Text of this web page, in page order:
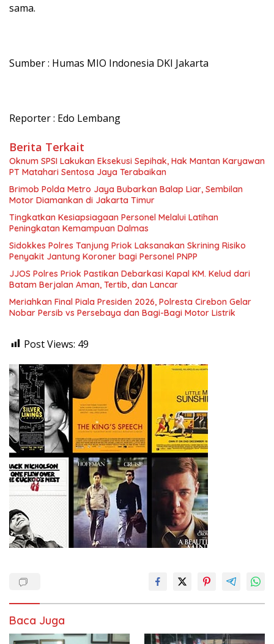
sama.
Sumber : Humas MIO Indonesia DKI Jakarta
Reporter : Edo Lembang
Berita Terkait
Oknum SPSI Lakukan Eksekusi Sepihak, Hak Mantan Karyawan
PT Matahari Sentosa Jaya Terabaikan
Brimob Polda Metro Jaya Bubarkan Balap Liar, Sembilan
Motor Diamankan di Jakarta Timur
Tingkatkan Kesiapsiagaan Personel Melalui Latihan
Peningkatan Kemampuan Dalmas
Sidokkes Polres Tanjung Priok Laksanakan Skrining Risiko
Penyakit Jantung Koroner bagi Personel PNPP
JJOS Polres Priok Pastikan Debarkasi Kapal KM. Kelud dari
Batam Berjalan Aman, Tertib, dan Lancar
Meriahkan Final Piala Presiden 2026, Polresta Cirebon Gelar
Nobar Persib vs Persebaya dan Bagi-Bagi Motor Listrik
Post Views: 49
Baca Juga